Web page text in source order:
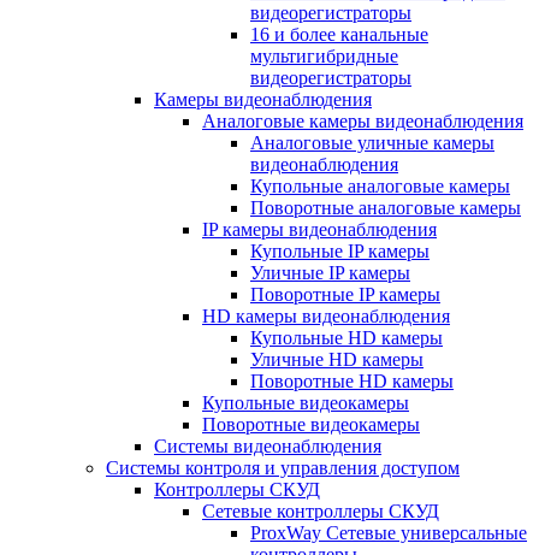
видеорегистраторы
16 и более канальные
мультигибридные
видеорегистраторы
Камеры видеонаблюдения
Аналоговые камеры видеонаблюдения
Аналоговые уличные камеры
видеонаблюдения
Купольные аналоговые камеры
Поворотные аналоговые камеры
IP камеры видеонаблюдения
Купольные IP камеры
Уличные IP камеры
Поворотные IP камеры
HD камеры видеонаблюдения
Купольные HD камеры
Уличные HD камеры
Поворотные HD камеры
Купольные видеокамеры
Поворотные видеокамеры
Системы видеонаблюдения
Системы контроля и управления доступом
Контроллеры СКУД
Сетевые контроллеры СКУД
ProxWay Сетевые универсальные